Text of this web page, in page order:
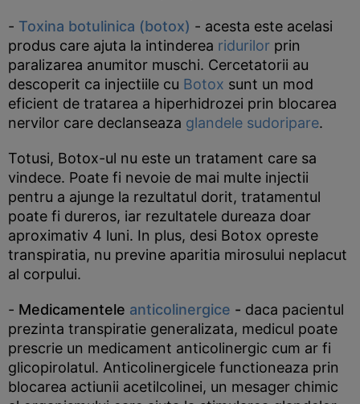
- Toxina botulinica (botox) - acesta este acelasi
produs care ajuta la intinderea ridurilor prin
paralizarea anumitor muschi. Cercetatorii au
descoperit ca injectiile cu Botox sunt un mod
eficient de tratarea a hiperhidrozei prin blocarea
nervilor care declanseaza glandele sudoripare.
Totusi, Botox-ul nu este un tratament care sa
vindece. Poate fi nevoie de mai multe injectii
pentru a ajunge la rezultatul dorit, tratamentul
poate fi dureros, iar rezultatele dureaza doar
aproximativ 4 luni. In plus, desi Botox opreste
transpiratia, nu previne aparitia mirosului neplacut
al corpului.
- Medicamentele anticolinergice - daca pacientul
prezinta transpiratie generalizata, medicul poate
prescrie un medicament anticolinergic cum ar fi
glicopirolatul. Anticolinergicele functioneaza prin
blocarea actiunii acetilcolinei, un mesager chimic